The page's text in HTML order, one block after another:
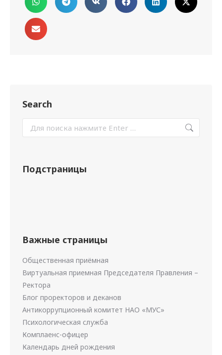
Search
Подстраницы
Важные страницы
Общественная приёмная
Виртуальная приемная Председателя Правления –
Ректора
Блог проректоров и деканов
Антикоррупционный комитет НАО «МУС»
Психологическая служба
Комплаенс-офицер
Календарь дней рождения